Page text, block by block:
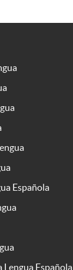
Española
Española